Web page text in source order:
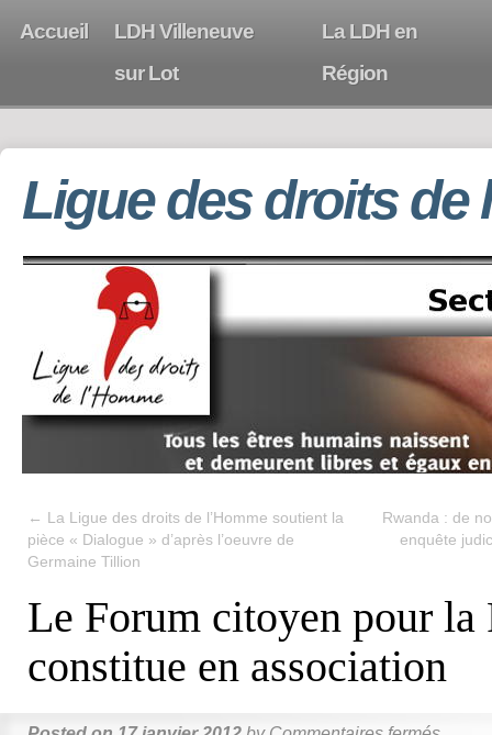
Accueil
LDH Villeneuve
sur Lot
La LDH en
Région
Ligue des droits de
← La Ligue des droits de l’Homme soutient la
pièce « Dialogue » d’après l’oeuvre de
Germaine Tillion
Rwanda : de
enquête
Le Forum citoyen pour la
constitue en association